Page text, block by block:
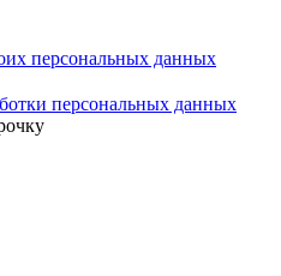
персональных данных
персональных данных